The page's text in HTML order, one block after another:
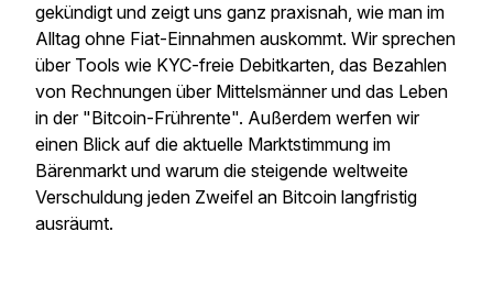
gekündigt und zeigt uns ganz praxisnah, wie man im
Alltag ohne Fiat-Einnahmen auskommt. Wir sprechen
über Tools wie KYC-freie Debitkarten, das Bezahlen
von Rechnungen über Mittelsmänner und das Leben
in der "Bitcoin-Frührente". Außerdem werfen wir
einen Blick auf die aktuelle Marktstimmung im
Bärenmarkt und warum die steigende weltweite
Verschuldung jeden Zweifel an Bitcoin langfristig
ausräumt.